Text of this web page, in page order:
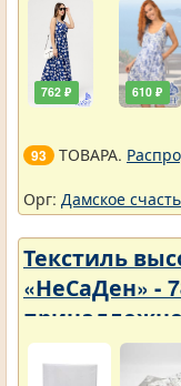
762 ₽ 610 ₽
93 ТОВАРА.
Орг: Дамское
Текстиль
«НеСаДен» -
упали